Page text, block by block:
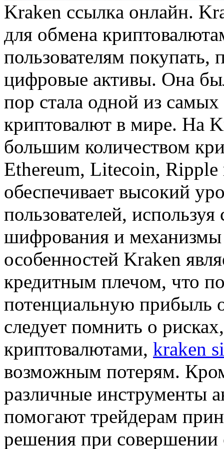
Kraken ссылкa oнлaйн.
для обмена
пользователям покупать,
цифровые активы. Она
пор стала одной из
криптовалют в мире. На
большим количеством
Ethereum, Litecoin,
обеспечивает высокий
пользователей,
шифрования и
особенностей Kraken
кредитным плечом, что
потенциальную прибыль
следует помнить о
криптовалютами, kraken
возможным потерям.
различные инструменты
помогают трейдерам
решения при совершении